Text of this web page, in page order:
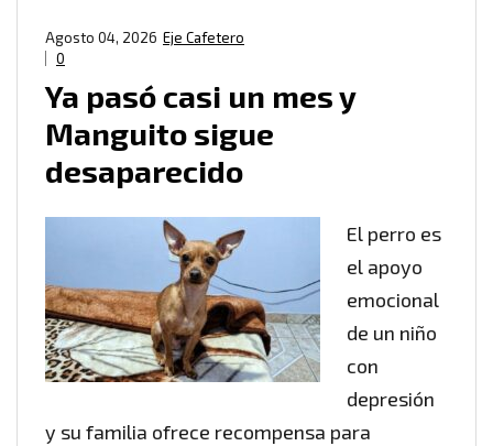
Eje Cafetero
Agosto 04, 2026
0
Ya pasó casi un mes y
Manguito sigue
desaparecido
El perro es
el apoyo
emocional
de un niño
con
depresión
y su familia ofrece recompensa para